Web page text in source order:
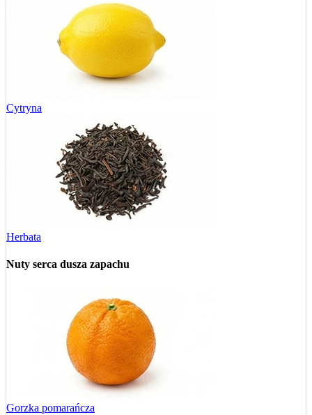
Cytryna
Herbata
Nuty serca dusza zapachu
Gorzka pomarańcza